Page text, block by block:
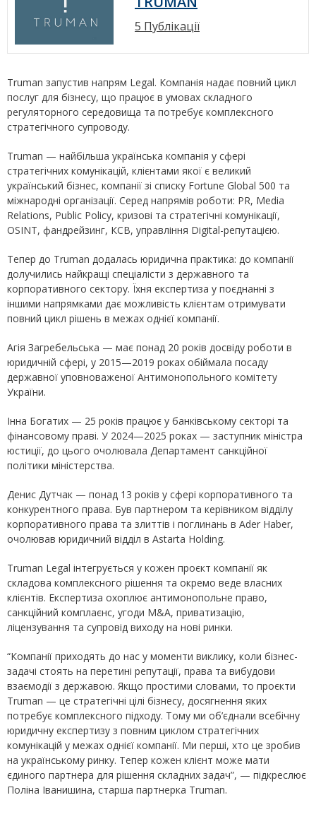
5 Публікації
Truman запустив напрям Legal. Компанія надає повний цикл
послуг для бізнесу, що працює в умовах складного
регуляторного середовища та потребує комплексного
стратегічного супроводу.
Truman — найбільша українська компанія у сфері
стратегічних комунікацій, клієнтами якої є великий
український бізнес, компанії зі списку Fortune Global 500 та
міжнародні організації. Серед напрямів роботи: PR, Media
Relations, Public Policy, кризові та стратегічні комунікації,
OSINT, фандрейзинг, КСВ, управління Digital-репутацією.
Тепер до Truman додалась юридична практика: до компанії
долучились найкращі спеціалісти з державного та
корпоративного сектору. Їхня експертиза у поєднанні з
іншими напрямками дає можливість клієнтам отримувати
повний цикл рішень в межах однієї компанії.
Агія Загребельська — має понад 20 років досвіду роботи в
юридичній сфері, у 2015—2019 роках обіймала посаду
державної уповноваженої Антимонопольного комітету
України.
Інна Богатих — 25 років працює у банківському секторі та
фінансовому праві. У 2024—2025 роках — заступник міністра
юстиції, до цього очолювала Департамент санкційної
політики міністерства.
Денис Дутчак — понад 13 років у сфері корпоративного та
конкурентного права. Був партнером та керівником відділу
корпоративного права та злиттів і поглинань в Ader Haber,
очолював юридичний відділ в Astarta Holding.
Truman Legal інтегрується у кожен проєкт компанії як
складова комплексного рішення та окремо веде власних
клієнтів. Експертиза охоплює антимонопольне право,
санкційний комплаєнс, угоди M&A, приватизацію,
ліцензування та супровід виходу на нові ринки.
“Компанії приходять до нас у моменти виклику, коли бізнес-
задачі стоять на перетині репутації, права та вибудови
взаємодії з державою. Якщо простими словами, то проєкти
Truman — це стратегічні цілі бізнесу, досягнення яких
потребує комплексного підходу. Тому ми об’єднали всебічну
юридичну експертизу з повним циклом стратегічних
комунікацій у межах однієї компанії. Ми перші, хто це зробив
на українському ринку. Тепер кожен клієнт може мати
єдиного партнера для рішення складних задач”, — підкреслює
Поліна Іванишина, старша партнерка Truman.